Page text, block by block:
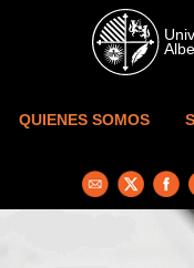
Skip to main content
QUIENES SOMOS